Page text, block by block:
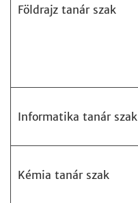
Földrajz tanár szak
Informatika tanár szak
Kémia tanár szak